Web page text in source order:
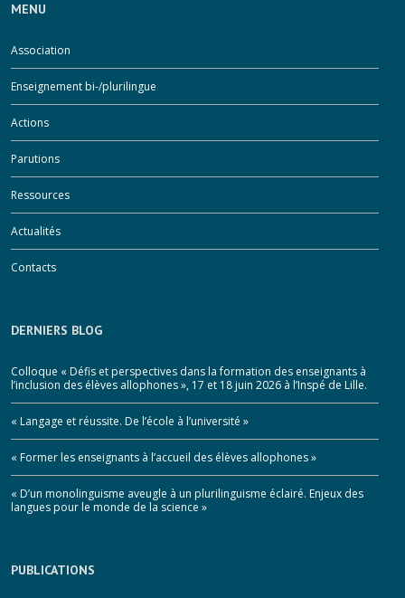
MENU
Association
Enseignement bi-/plurilingue
Actions
Parutions
Ressources
Actualités
Contacts
DERNIERS BLOG
Colloque « Défis et perspectives dans la formation des enseignants à
l’inclusion des élèves allophones », 17 et 18 juin 2026 à l’Inspé de Lille.
« Langage et réussite. De l’école à l’université »
« Former les enseignants à l’accueil des élèves allophones »
« D’un monolinguisme aveugle à un plurilinguisme éclairé. Enjeux des
langues pour le monde de la science »
PUBLICATIONS